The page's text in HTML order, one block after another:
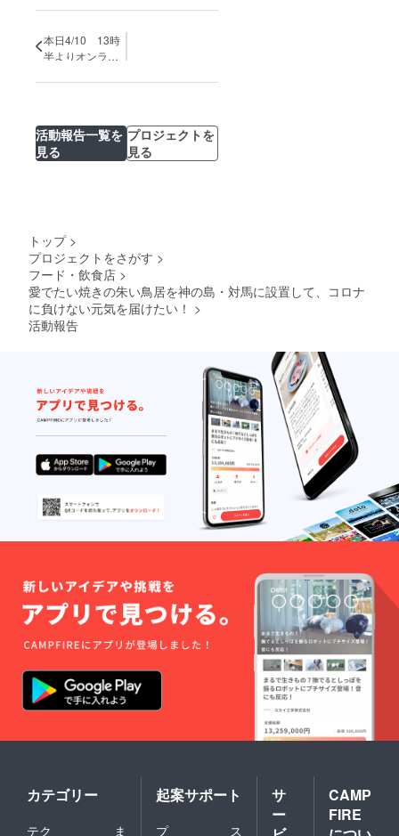
本日4/10 13時
半よりオンライ
します・
活動報告一覧を
見る
プロジェクトを
見る
トップ >
プロジェクトをさがす >
フード・飲食店 >
愛でたい焼きの朱い鳥居を神の島・対馬に設置して、コロナ
に負けない元気を届けたい！ >
活動報告
カテゴリー
テク
ま
起案サポート
プ
ス
サ
ー
CAMP
FIRE